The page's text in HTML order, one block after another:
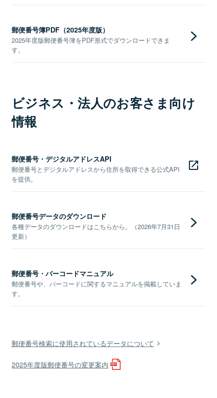
郵便番号簿PDF（2025年度版）
2025年度版郵便番号簿をPDF形式でダウンロードできま
す。
ビジネス・法人のお客さま向け
情報
郵便番号・デジタルアドレスAPI
郵便番号とデジタルアドレスから住所を取得できる公式API
を提供。
郵便番号データのダウンロード
各種データのダウンロードはこちらから。（2026年7月31日
更新）
郵便番号・バーコードマニュアル
郵便番号や、バーコードに関するマニュアルを掲載していま
す。
郵便番号検索に使用されているデータについて
2025年度版郵便番号の変更案内